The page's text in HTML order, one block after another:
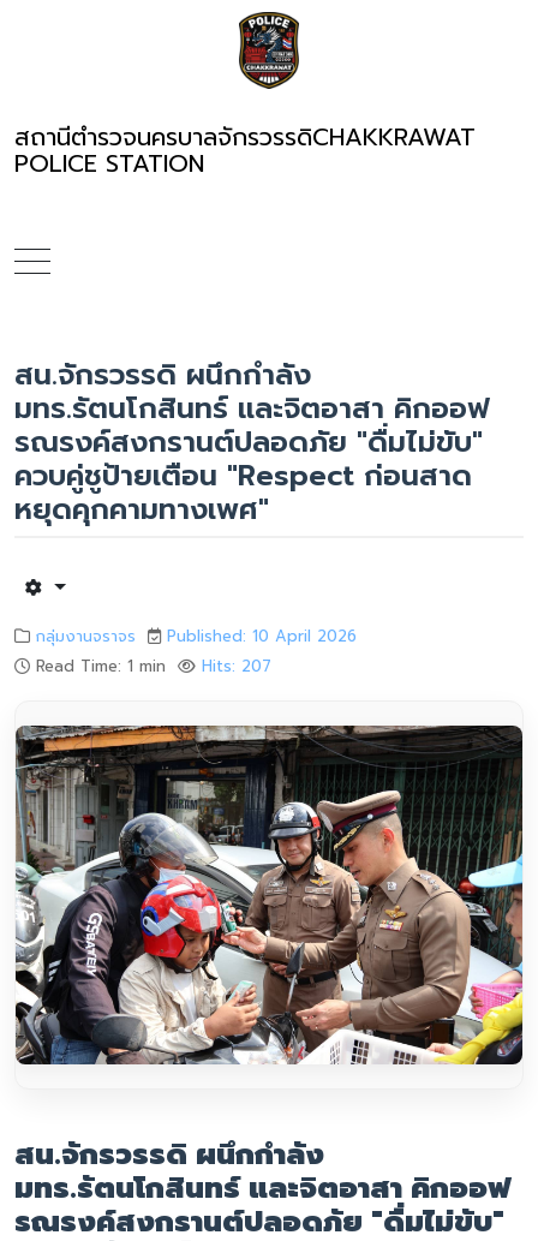
สถานีตำรวจนครบาลจักรวรรดิCHAKKRAWAT
POLICE STATION
สน.จักรวรรดิ ผนึกกำลัง
มทร.รัตนโกสินทร์ และจิตอาสา คิกออฟ
รณรงค์สงกรานต์ปลอดภัย "ดื่มไม่ขับ"
ควบคู่ชูป้ายเตือน "Respect ก่อนสาด
หยุดคุกคามทางเพศ"
กลุ่มงานจราจร
Published: 10 April 2026
Read Time: 1 min
Hits: 207
สน.จักรวรรดิ ผนึกกำลัง
มทร.รัตนโกสินทร์ และจิตอาสา คิกออฟ
รณรงค์สงกรานต์ปลอดภัย "ดื่มไม่ขับ"